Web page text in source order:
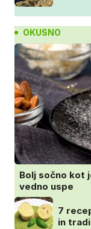
OKUSNO
Bolj sočno kot
vedno uspe
7
in